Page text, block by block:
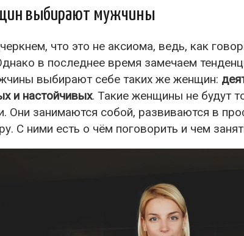
выбирают мужчины
что это не аксиома, ведь, как
в последнее время замечаем
выбирают себе таких же женщин:
и настойчивых. Такие женщины не будут
Они занимаются собой, развиваются в
С ними есть о чём поговорить и чем